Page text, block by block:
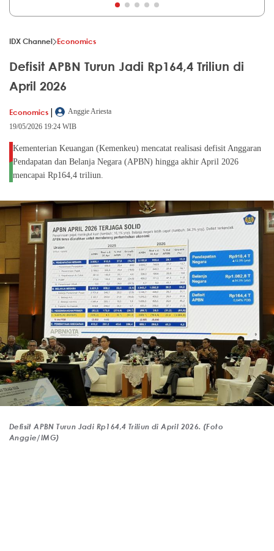
IDX Channel Economics
Defisit APBN Turun Jadi Rp164,4 Triliun di
April 2026
Economics |
Anggie Ariesta
19/05/2026 19:24 WIB
Kementerian Keuangan (Kemenkeu) mencatat realisasi defisit Anggaran
Pendapatan dan Belanja Negara (APBN) hingga akhir April 2026
mencapai Rp164,4 triliun.
Defisit APBN Turun Jadi Rp164,4 Triliun di April 2026. (Foto
Anggie/IMG)